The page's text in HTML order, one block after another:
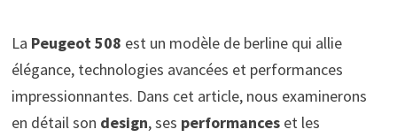
La Peugeot 508 est un modèle de berline qui allie
élégance, technologies avancées et performances
impressionnantes. Dans cet article, nous examinerons
en détail son design, ses performanceset les